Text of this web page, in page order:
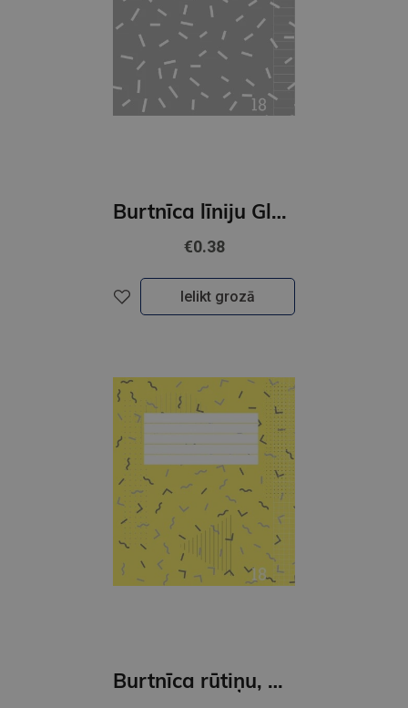
Burtnīca līniju Globuss, 18 lapas, 2023
€0.38
Ielikt grozā
Burtnīca rūtiņu, Globuss, 18 lapas, 2023